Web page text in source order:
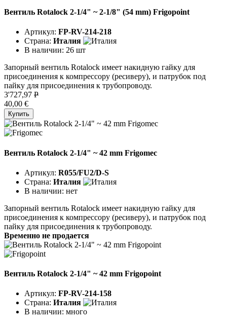
Вентиль Rotalock 2-1/4" ~ 2-1/8" (54 mm) Frigopoint
Артикул: FP-RV-214-218
Страна: Италия
В наличии: 26 шт
Запорный вентиль Rotalock имеет накидную гайку для
присоединения к компрессору (ресиверу), и патрубок под
пайку для присоединения к трубопроводу.
3'727,97 P
40,00 €
Купить
Вентиль Rotalock 2-1/4" ~ 42 mm Frigomec
Артикул: R055/FU2/D-S
Страна: Италия
В наличии: нет
Запорный вентиль Rotalock имеет накидную гайку для
присоединения к компрессору (ресиверу), и патрубок под
пайку для присоединения к трубопроводу.
Временно не продается
Вентиль Rotalock 2-1/4" ~ 42 mm Frigopoint
Артикул: FP-RV-214-158
Страна: Италия
В наличии: много